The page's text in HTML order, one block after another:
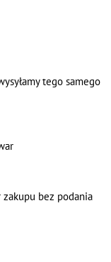
tego samego
bez podania